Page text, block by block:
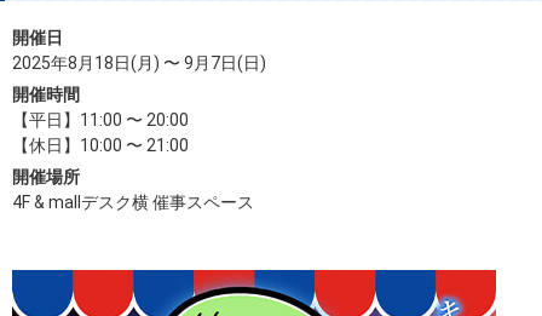
開催日
2025年8月18日(月) 〜 9月7日(日)
開催時間
【平日】11:00 〜 20:00
【休日】10:00 〜 21:00
開催場所
4F & mallデスク横 催事スペース